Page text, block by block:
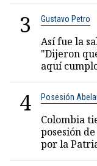
3 Gustavo Petro
Así fue la
"Dijeron
aquí
4 Posesión
Colombia
posesión
por la